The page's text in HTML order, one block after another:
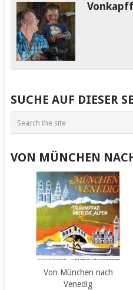
Eine Wohnmobil-Tour
durch den tropischen
Vonkapff
SUCHE AUF DIESER
VON MÜNCHEN
Von München nach
Venedig